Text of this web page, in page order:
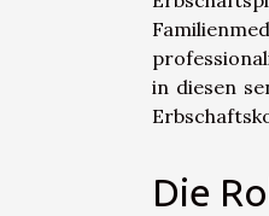
in diesen
Die